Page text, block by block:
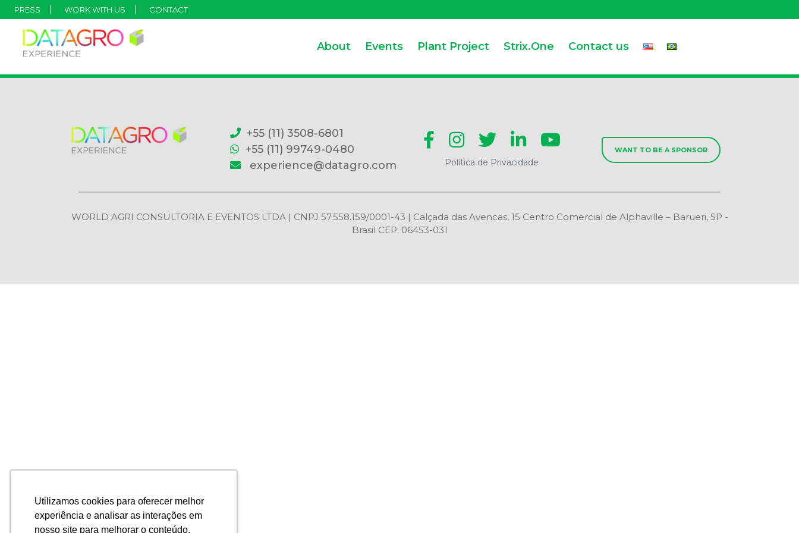
Utilizamos cookies para oferecer melhor
experiência e analisar as interações em
nosso site para melhorar o conteúdo.
PRESS WORK WITH US CONTACT
About Events Plant Project Strix.One Contact us
+55 (11) 3508-6801
+55 (11) 99749-0480
experience@datagro.com
Política de Privacidade
WANT TO BE A SPONSOR
WORLD AGRI CONSULTORIA E EVENTOS LTDA | CNPJ 57.558.159/0001-43 | Calçada das Avencas, 15 Centro Comercial de Alphaville – Barueri, SP -
Brasil CEP: 06453-031